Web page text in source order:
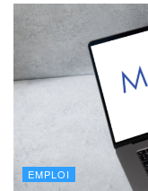
EMPLOI